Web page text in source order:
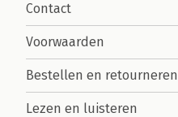
Contact
Voorwaarden
Bestellen en retourneren
Lezen en luisteren